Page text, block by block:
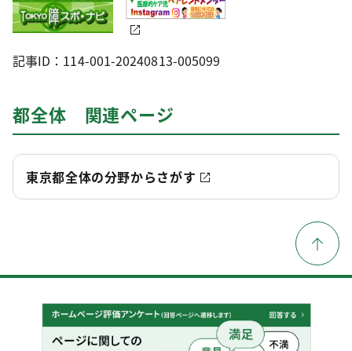
記事ID：114-001-20240813-005099
都全体 関連ページ
東京都全体の分野からさがす